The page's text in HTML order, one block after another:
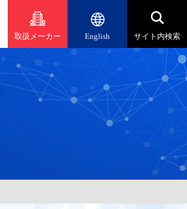
取扱メーカー English サイト内検索